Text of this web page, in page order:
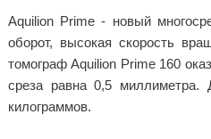
Aquilion Primе - новый
оборот, высокая скорость
томограф Aquilion Prime 160
среза равна 0,5 миллиметра.
килограммов.